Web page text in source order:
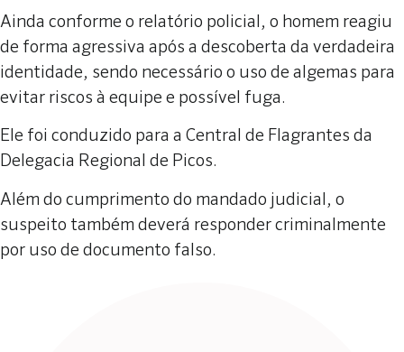
Ainda conforme o relatório policial, o homem reagiu
de forma agressiva após a descoberta da verdadeira
identidade, sendo necessário o uso de algemas para
evitar riscos à equipe e possível fuga.
Ele foi conduzido para a Central de Flagrantes da
Delegacia Regional de Picos.
Além do cumprimento do mandado judicial, o
suspeito também deverá responder criminalmente
por uso de documento falso.